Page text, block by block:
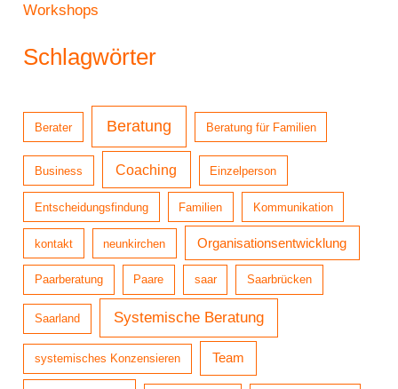
Workshops
Schlagwörter
Berater Beratung Beratung für Familien
Business Coaching Einzelperson
Entscheidungsfindung Familien Kommunikation
kontakt neunkirchen Organisationsentwicklung
Paarberatung Paare saar Saarbrücken
Saarland Systemische Beratung
systemisches Konzensieren Team